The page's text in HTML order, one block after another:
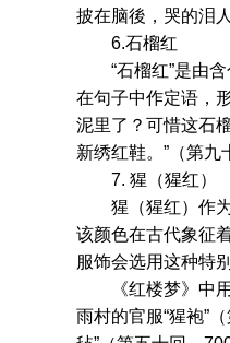
披在脑後，哭的泪
6.石榴红
“石榴红”是由含
在句子中作定语，
泥里了？可惜这石
新绣红鞋。”（第九
7. 猩（猩红）
猩（猩红）作为
该颜色在古代象征
服饰会选用这种特
《红楼梦》中用“
雨村的官服“猩袍”